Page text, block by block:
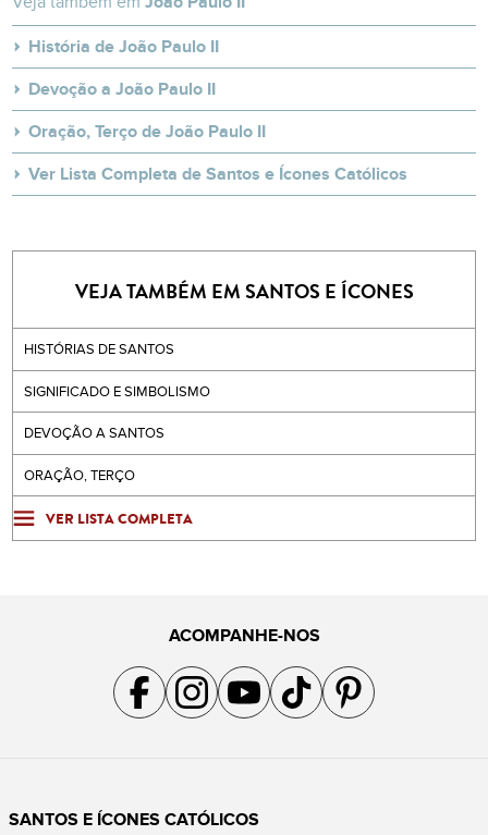
História de João Paulo II
Devoção a João Paulo II
Oração, Terço de João Paulo II
Ver Lista Completa de Santos e Ícones Católicos
VEJA TAMBÉM EM SANTOS E ÍCONES
HISTÓRIAS DE SANTOS
SIGNIFICADO E SIMBOLISMO
DEVOÇÃO A SANTOS
ORAÇÃO, TERÇO
VER LISTA COMPLETA
ACOMPANHE-NOS
Acompanhe a gente no Facebook
Acompanhe a gente no Instagram
Acompanhe a gente no YouTube
Acompanhe a gente no TikTok
Acompanhe a gente no
SANTOS E ÍCONES CATÓLICOS